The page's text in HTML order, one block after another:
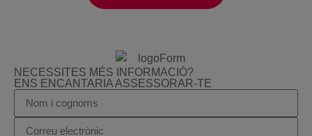
NECESSITES MÉS INFORMACIÓ?
ENS ENCANTARIA ASSESSORAR-TE